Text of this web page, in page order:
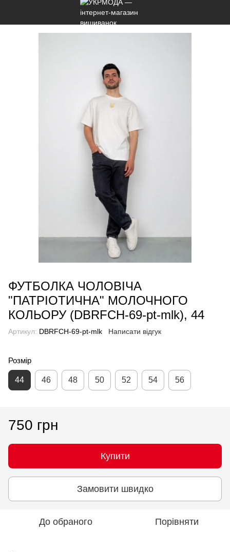
ФУТБОЛКА ЧОЛОВІЧА
"ПАТРІОТИЧНА" МОЛОЧНОГО
КОЛЬОРУ (DBRFCH-69-pt-mlk), 44
Артикул: DBRFCH-69-pt-mlk Написати відгук
Розмір
44 46 48 50 52 54 56
750 грн
Купити
Замовити швидко
До обраного Порівняти